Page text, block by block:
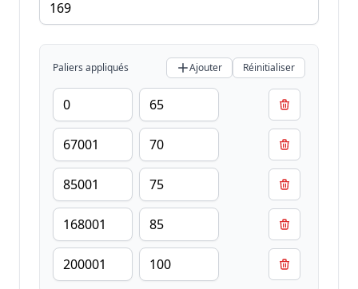
Paliers appliqués Ajouter Réinitialiser